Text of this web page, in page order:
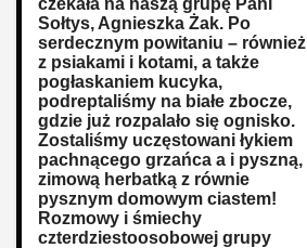
Sołtys, Agnieszka Żak. Po
serdecznym powitaniu – również
z psiakami i kotami, a także
pogłaskaniem kucyka,
podreptaliśmy na białe zbocze,
gdzie już rozpalało się ognisko.
Zostaliśmy uczęstowani łykiem
pachnącego grzańca a i pyszną,
zimową herbatką z równie
pysznym domowym ciastem!
Rozmowy i śmiechy
czterdziestoosobowej grupy